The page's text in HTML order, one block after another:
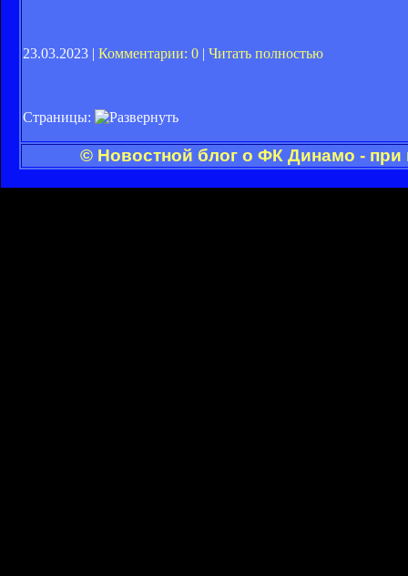
23.03.2023 | Комментарии: 0 | Читать полностью
Страницы:
© Новостной блог о ФК Динамо - при